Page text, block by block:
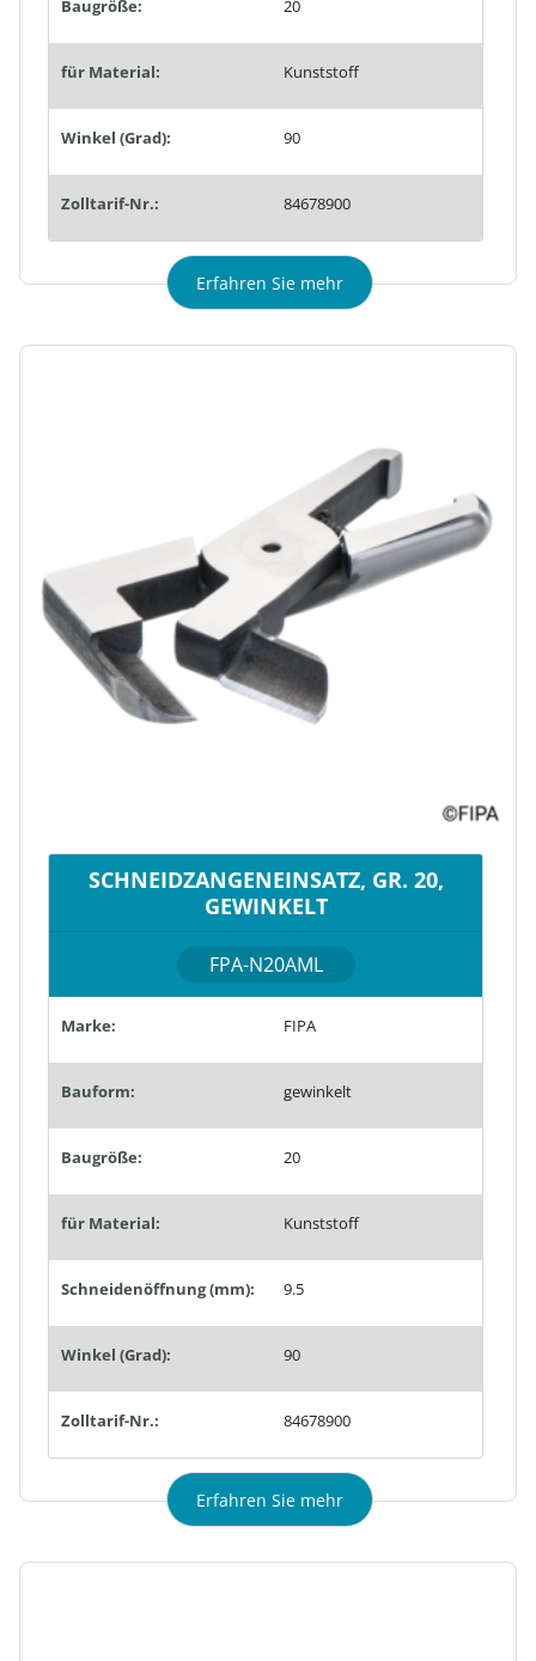
Baugröße: 20
für Material: Kunststoff
Winkel (Grad): 90
Zolltarif-Nr.: 84678900
Erfahren Sie mehr
SCHNEIDZANGENEINSATZ, GR. 20,
GEWINKELT
FPA-N20AML
Marke: FIPA
Bauform: gewinkelt
Baugröße: 20
für Material: Kunststoff
Schneidenöffnung (mm): 9.5
Winkel (Grad): 90
Zolltarif-Nr.: 84678900
Erfahren Sie mehr